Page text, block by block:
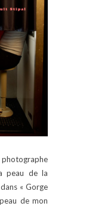
peau de la
« Gorge
de mon